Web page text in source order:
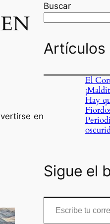
en
Buscar
Artículos
El
Hay
Sigue el
Escribe tu correo electrónico…